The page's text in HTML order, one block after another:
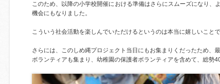
このため、以降の小学校開催における準備はさらにスムーズになり、
機会にもなりました。
こういう社会活動を楽しんでいただけるというのは本当に嬉しいこと
さらには、このしめ縄プロジェクト当日にもお集まりくだったため、
ボランティアも集まり、幼稚園の保護者ボランティアを含めて、総勢